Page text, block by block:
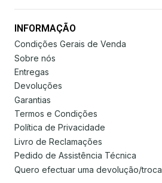
INFORMAÇÃO
Condições Gerais de Venda
Sobre nós
Entregas
Devoluções
Garantias
Termos e Condições
Política de Privacidade
Livro de Reclamações
Pedido de Assistência Técnica
Quero efectuar uma devolução/troca